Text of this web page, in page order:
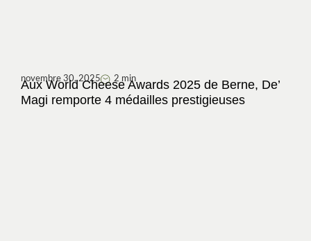
novembre 30, 2025 2 min
Aux World Cheese Awards 2025 de Berne, De’
Magi remporte 4 médailles prestigieuses